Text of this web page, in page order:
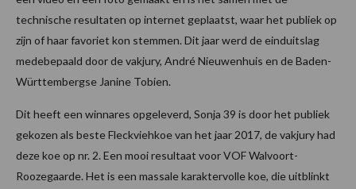
technische resultaten op internet geplaatst, waar het publiek op
zijn of haar favoriet kon stemmen. Dit jaar werd de einduitslag
medebepaald door de vakjury, André Nieuwenhuis en de Baden-
Württembergse Janine Tobien.
Dit heeft een winnares opgeleverd, Sonja 39 is door het publiek
gekozen als beste Fleckviehkoe van het jaar 2017, de vakjury had
deze koe op nr. 2. Een mooi resultaat voor VOF Walvoort-
Roozegaarde. Het is een massale karaktervolle koe, die uitblinkt